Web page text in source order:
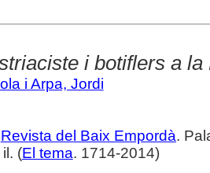
i botiflers a la
i Arpa, Jordi
Revista del Baix Empordà.
(El tema. 1714-2014)